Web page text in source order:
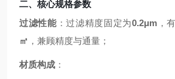
二、核心规格参数
过滤性能 ：过滤精度固定为0.2μm ，
㎡ ，兼顾精度与通量；
材质构成 ：